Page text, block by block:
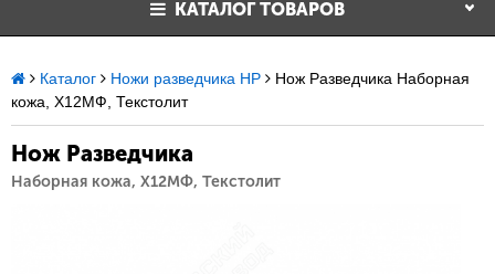
КАТАЛОГ ТОВАРОВ
Каталог Ножи разведчика НР
Нож Разведчика Наборная
кожа, Х12МФ, Текстолит
Нож Разведчика
Наборная кожа, Х12МФ, Текстолит